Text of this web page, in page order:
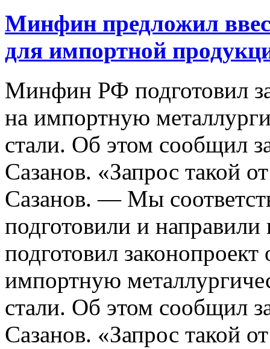
Минфин предложил
для импортной
Минфин РФ подготовил
на импортную
стали. Об этом сообщил
Сазанов. «Запрос такой
Сазанов. — Мы
подготовили и
подготовил законопроект
импортную
стали. Об этом сообщил
Сазанов. «Запрос такой